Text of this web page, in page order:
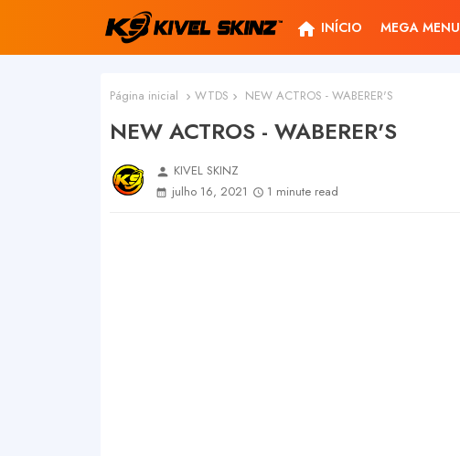
home INÍCIO MEGA MENU
Página inicial WTDS NEW ACTROS - WABERER'S
NEW ACTROS - WABERER'S
person KIVEL SKINZ
julho 16, 2021
1 minute read